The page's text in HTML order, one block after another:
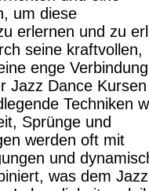
um diese
erlernen und zu
seine kraftvollen,
enge
Jazz Dance Kursen
Techniken
Sprünge und
werden oft mit
und
was dem Jazz